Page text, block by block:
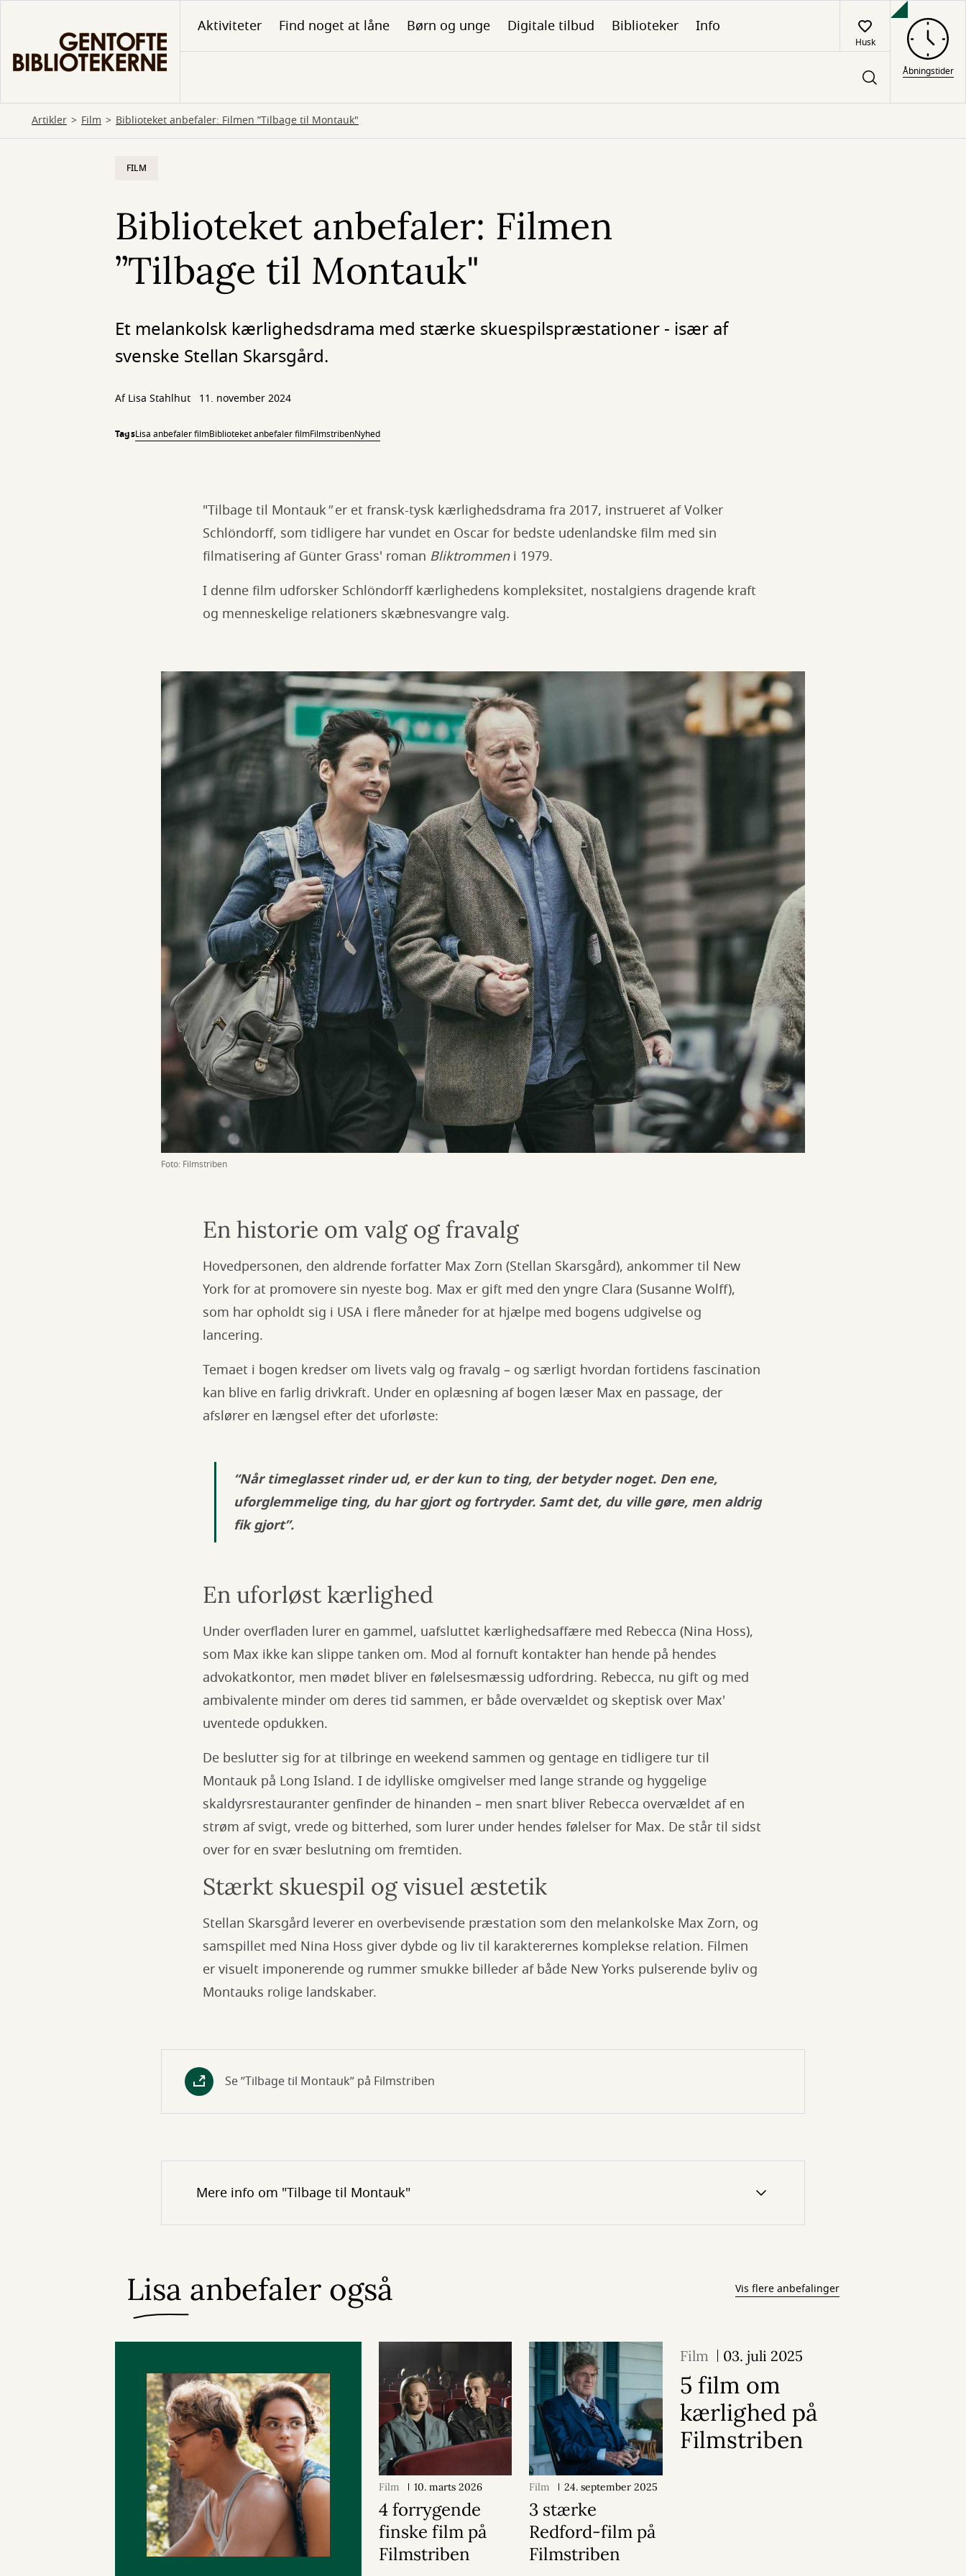
hovedindhold
Aktiviteter Find noget at låne Børn og unge Digitale tilbud Biblioteker Info
Husk
Åbningstider
Artikler Film Biblioteket anbefaler: Filmen ”Tilbage til Montauk"
FILM
Biblioteket anbefaler: Filmen
”Tilbage til Montauk"
Et melankolsk kærlighedsdrama med stærke skuespilspræstationer - især af
svenske Stellan Skarsgård.
Af Lisa Stahlhut 11. november 2024
TagsLisa anbefaler filmBiblioteket anbefaler filmFilmstribenNyhed
"Tilbage til Montauk"er et fransk-tysk kærlighedsdrama fra 2017, instrueret af Volker
Schlöndorff, som tidligere har vundet en Oscar for bedste udenlandske film med sin
filmatisering af Günter Grass' roman Bliktrommeni 1979.
I denne film udforsker Schlöndorff kærlighedens kompleksitet, nostalgiens dragende kraft
og menneskelige relationers skæbnesvangre valg.
Foto: Filmstriben
En historie om valg og fravalg
Hovedpersonen, den aldrende forfatter Max Zorn (Stellan Skarsgård), ankommer til New
York for at promovere sin nyeste bog. Max er gift med den yngre Clara (Susanne Wolff),
som har opholdt sig i USA i flere måneder for at hjælpe med bogens udgivelse og
lancering.
Temaet i bogen kredser om livets valg og fravalg – og særligt hvordan fortidens fascination
kan blive en farlig drivkraft. Under en oplæsning af bogen læser Max en passage, der
afslører en længsel efter det uforløste:
“Når timeglasset rinder ud, er der kun to ting, der betyder noget. Den ene,
uforglemmelige ting, du har gjort og fortryder. Samt det, du ville gøre, men aldrig
fik gjort”.
En uforløst kærlighed
Under overfladen lurer en gammel, uafsluttet kærlighedsaffære med Rebecca (Nina Hoss),
som Max ikke kan slippe tanken om. Mod al fornuft kontakter han hende på hendes
advokatkontor, men mødet bliver en følelsesmæssig udfordring. Rebecca, nu gift og med
ambivalente minder om deres tid sammen, er både overvældet og skeptisk over Max'
uventede opdukken.
De beslutter sig for at tilbringe en weekend sammen og gentage en tidligere tur til
Montauk på Long Island. I de idylliske omgivelser med lange strande og hyggelige
skaldyrsrestauranter genfinder de hinanden – men snart bliver Rebecca overvældet af en
strøm af svigt, vrede og bitterhed, som lurer under hendes følelser for Max. De står til sidst
over for en svær beslutning om fremtiden.
Stærkt skuespil og visuel æstetik
Stellan Skarsgård leverer en overbevisende præstation som den melankolske Max Zorn, og
samspillet med Nina Hoss giver dybde og liv til karakterernes komplekse relation. Filmen
er visuelt imponerende og rummer smukke billeder af både New Yorks pulserende byliv og
Montauks rolige landskaber.
Se ”Tilbage til Montauk” på Filmstriben
Mere info om "Tilbage til Montauk"
Lisa anbefaler også Vis flere anbefalinger
Film 10. marts 2026
4 forrygende
finske film på
Filmstriben
Film 24. september 2025
3 stærke
Redford-film på
Filmstriben
Film 03. juli 2025
5 film om
kærlighed på
Filmstriben